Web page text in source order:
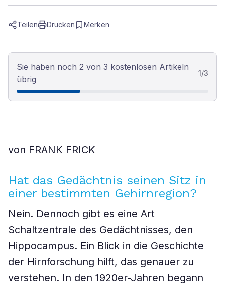
Teilen Drucken Merken
Sie haben noch 2 von 3 kostenlosen Artikeln
übrig
1/3
von FRANK FRICK
Hat das Gedächtnis seinen Sitz in
einer bestimmten Gehirnregion?
Nein. Dennoch gibt es eine Art
Schaltzentrale des Gedächtnisses, den
Hippocampus. Ein Blick in die Geschichte
der Hirnforschung hilft, das genauer zu
verstehen. In den 1920er-Jahren begann